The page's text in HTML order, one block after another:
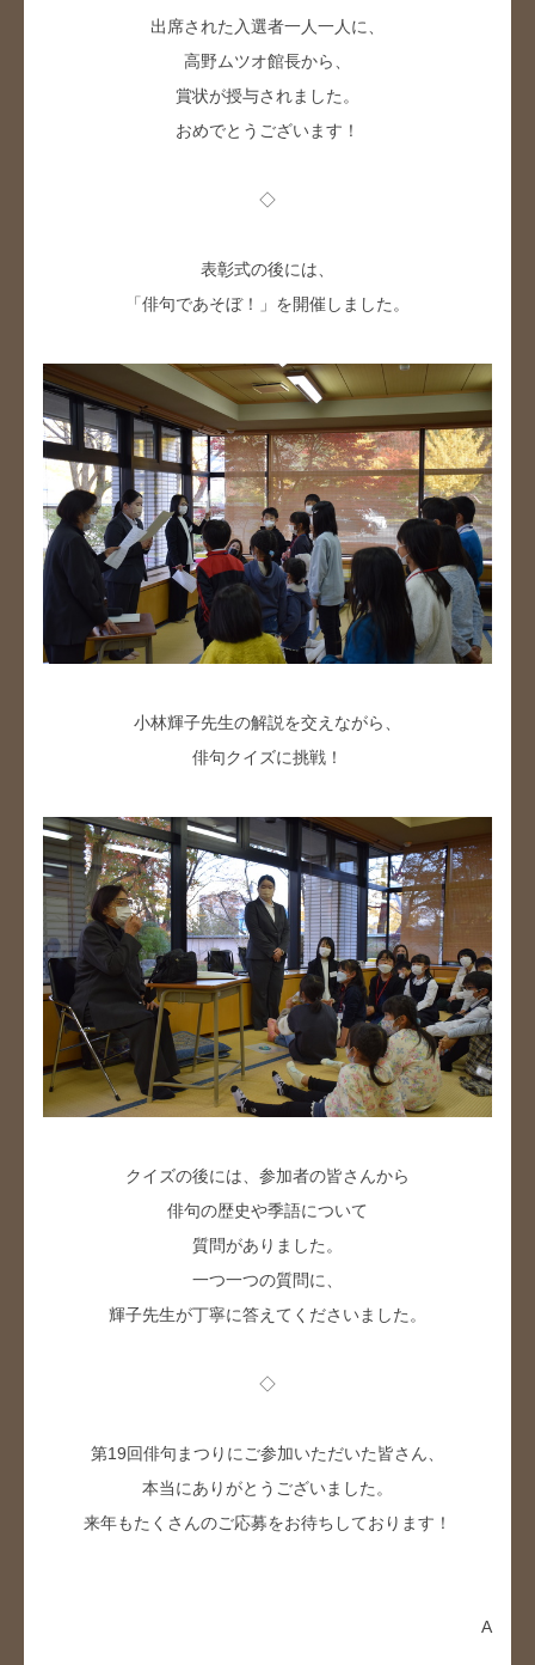
出席された入選者一人一人に、
高野ムツオ館長から、
賞状が授与されました。
おめでとうございます！
◇
表彰式の後には、
「俳句であそぼ！」を開催しました。
小林輝子先生の解説を交えながら、
俳句クイズに挑戦！
クイズの後には、参加者の皆さんから
俳句の歴史や季語について
質問がありました。
一つ一つの質問に、
輝子先生が丁寧に答えてくださいました。
◇
第19回俳句まつりにご参加いただいた皆さん、
本当にありがとうございました。
来年もたくさんのご応募をお待ちしております！
A